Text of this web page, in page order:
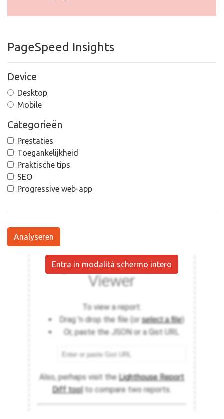
PageSpeed Insights
Device
Desktop
Mobile
Categorieën
Prestaties
Toegankelijkheid
Praktische tips
SEO
Progressive web-app
Analyseren
Entra in modalità schermo intero